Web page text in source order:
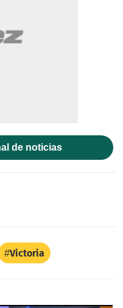
de noticias
Victoria